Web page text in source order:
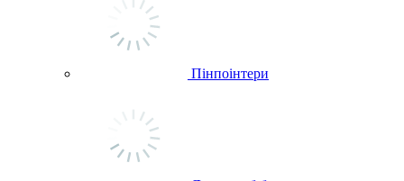
Пінпоінтери